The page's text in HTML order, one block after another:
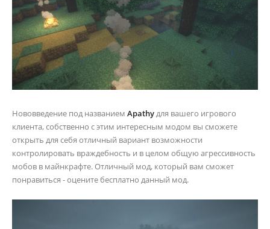
Нововведение под названием Apathy для вашего игрового
клиента, собственно с этим интересным модом вы сможете
открыть для себя отличный вариант возможности
контролировать враждебность и в целом общую агрессивность
мобов в майнкрафте. Отличный мод, который вам сможет
понравиться - оцените бесплатно данный мод.